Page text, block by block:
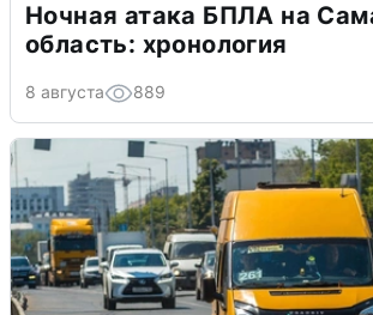
Ночная атака БПЛА на
область: хронология
8 августа 889